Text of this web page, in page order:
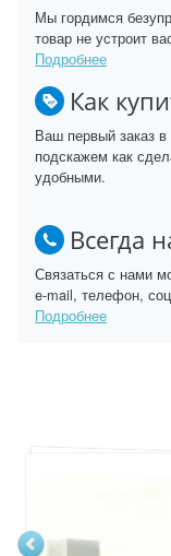
Мы гордимся
товар не устроит
Подробнее
Как
Ваш первый заказ
подскажем как
удобными.
Всегда
Связаться с нами
e-mail, телефон,
Подробнее